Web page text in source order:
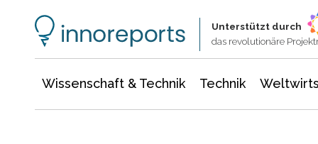
Unterstützt durch
das revolutionäre
Wissenschaft & Technik Technik